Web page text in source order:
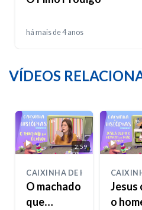
há mais de 4 anos
VÍDEOS
2:59
CAIXINHA DE HISTÓRIAS
O machado
que
Jesus
o